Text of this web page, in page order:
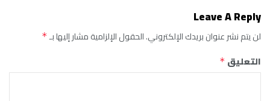
Leave A Reply
لن يتم نشر عنوان بريدك الإلكتروني.الحقول الإلزامية مشار إليها بـ*
التعليق *